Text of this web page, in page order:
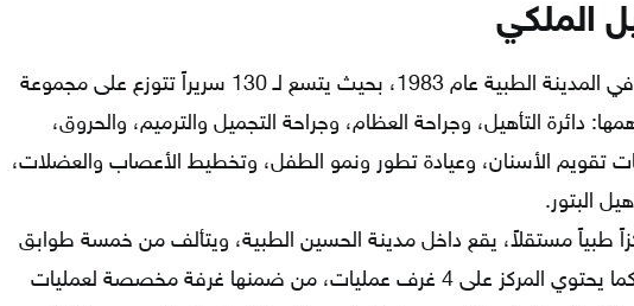
الملكي
تأسس هذا المركز في المدينة الطبية عام 1983، بحيث يتسع لـ 130 سريراً تتوزع على مجموعة
دائرة التأهيل، وجراحة العظام، وجراحة التجميل والترميم، والحروق،
تقويم الأسنان، وعيادة تطور ونمو الطفل، وتخطيط الأعصاب والعضلات،
البتور.
طبياً مستقلاً، يقع داخل مدينة الحسين الطبية، ويتألف من خمسة طوابق
بسعة 150 سريراً،كما يحتوي المركز على 4 غرف عمليات، من ضمنها غرفة مخصصة لعمليات